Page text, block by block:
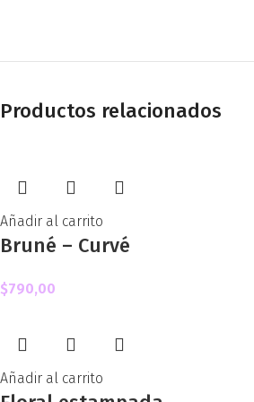
Productos relacionados
Añadir al carrito
Bruné – Curvé
$790,00
Añadir al carrito